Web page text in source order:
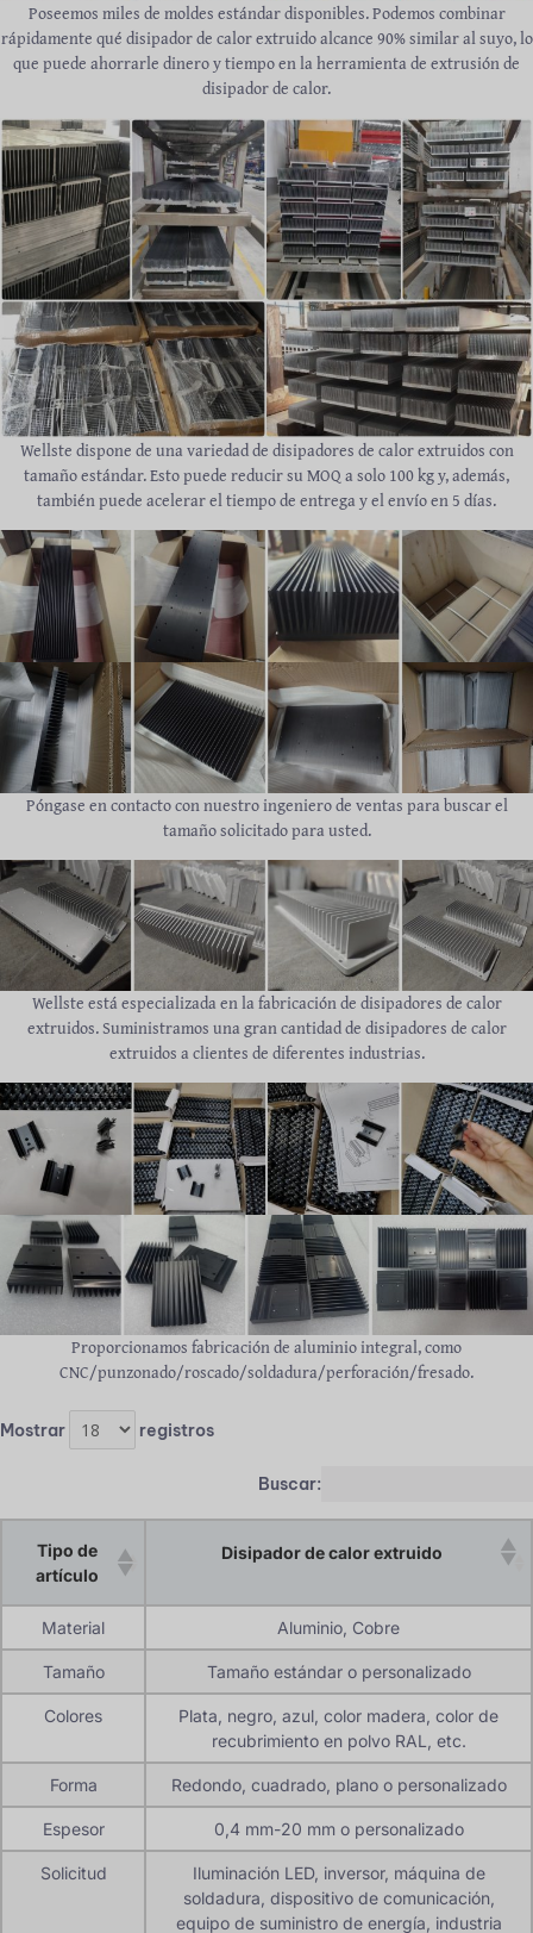
Poseemos miles de moldes estándar disponibles. Podemos combinar
rápidamente qué disipador de calor extruido alcance 90% similar al suyo, lo
que puede ahorrarle dinero y tiempo en la herramienta de extrusión de
disipador de calor.
Wellste dispone de una variedad de disipadores de calor extruidos con
tamaño estándar. Esto puede reducir su MOQ a solo 100 kg y, además,
también puede acelerar el tiempo de entrega y el envío en 5 días.
Póngase en contacto con nuestro ingeniero de ventas para buscar el
tamaño solicitado para usted.
Wellste está especializada en la fabricación de disipadores de calor
extruidos. Suministramos una gran cantidad de disipadores de calor
extruidos a clientes de diferentes industrias.
Proporcionamos fabricación de aluminio integral, como
CNC/punzonado/roscado/soldadura/perforación/fresado.
Mostrar registros
Buscar:
Tipo de
artículo
Disipador de calor extruido
Material Aluminio, Cobre
Tamaño Tamaño estándar o personalizado
Colores
Plata, negro, azul, color madera, color de
recubrimiento en polvo RAL, etc.
Forma Redondo, cuadrado, plano o personalizado
Espesor 0,4 mm-20 mm o personalizado
Solicitud
Iluminación LED, inversor, máquina de
soldadura, dispositivo de comunicación,
equipo de suministro de energía, industria